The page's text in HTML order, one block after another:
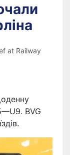
at Railway
BVG